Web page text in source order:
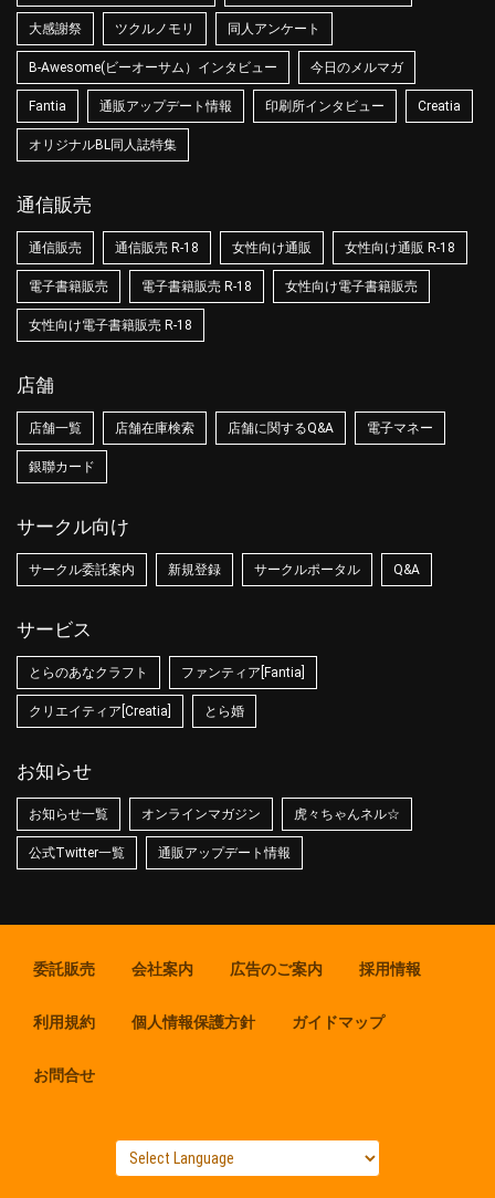
大感謝祭 ツクルノモリ 同人アンケート
B-Awesome(ビーオーサム）インタビュー 今日のメルマガ
Fantia 通販アップデート情報 印刷所インタビュー Creatia
オリジナルBL同人誌特集
通信販売
通信販売 通信販売 R-18 女性向け通販 女性向け通販 R-18
電子書籍販売 電子書籍販売 R-18 女性向け電子書籍販売
女性向け電子書籍販売 R-18
店舗
店舗一覧 店舗在庫検索 店舗に関するQ&A 電子マネー
銀聯カード
サークル向け
サークル委託案内 新規登録 サークルポータル Q&A
サービス
とらのあなクラフト ファンティア[Fantia]
クリエイティア[Creatia] とら婚
お知らせ
お知らせ一覧 オンラインマガジン 虎々ちゃんネル☆
公式Twitter一覧 通販アップデート情報
委託販売 会社案内 広告のご案内 採用情報
利用規約 個人情報保護方針 ガイドマップ
お問合せ